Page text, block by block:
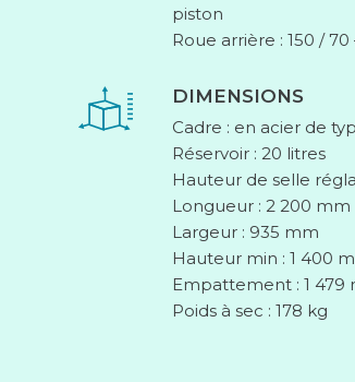
piston
Roue arrière : 150 /
DIMENSIONS
Cadre : en acier de
Réservoir : 20 litres
Hauteur de selle
Longueur : 2 200 mm
Largeur : 935 mm
Hauteur min : 1 400
Empattement : 1 479
Poids à sec : 178 kg